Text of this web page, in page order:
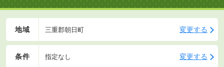
地域 三重郡朝日町 変更する
条件 指定なし 変更する